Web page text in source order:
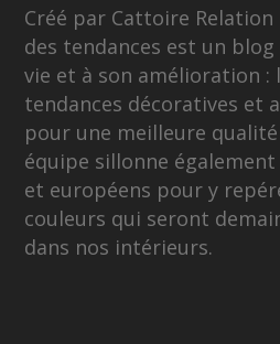
Créé par Cattoire Relation
des tendances est un
vie et à son amélioration :
tendances décoratives et
pour une meilleure
équipe sillonne
et européens pour y
couleurs qui seront
dans nos intérieurs.